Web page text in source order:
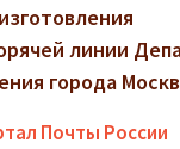
линии
города
Почты России